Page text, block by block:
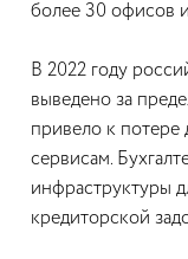
более 30 офисов
В 2022 году
выведено за
привело к
сервисам.
инфраструктуры
кредиторской